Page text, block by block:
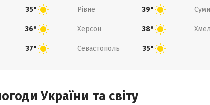
35° Рівне 39° Суми
36° Херсон 38°
37° Севастополь 35°
України та світу